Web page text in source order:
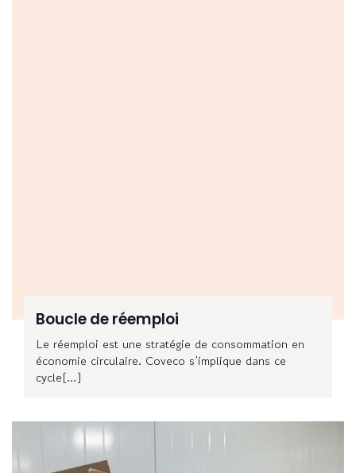
Boucle de réemploi
Le réemploi est une stratégie de consommation en
économie circulaire. Coveco s’implique dans ce
cycle[…]